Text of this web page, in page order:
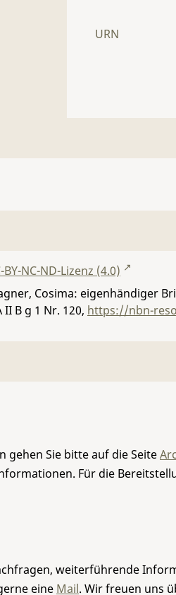
URN
BY-NC-ND-Lizenz (4.0)
Cosima: eigenhändiger
II B g 1 Nr. 120, https://nbn-
gehen Sie bitte auf die Seite
Für die
weiterführende
eine Mail. Wir freuen uns